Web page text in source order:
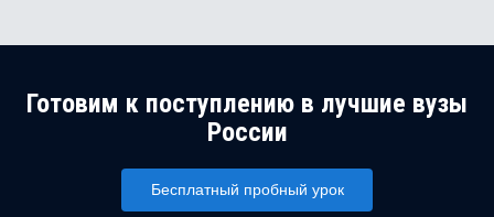
Готовим к поступлению в лучшие вузы
России
Бесплатный пробный урок